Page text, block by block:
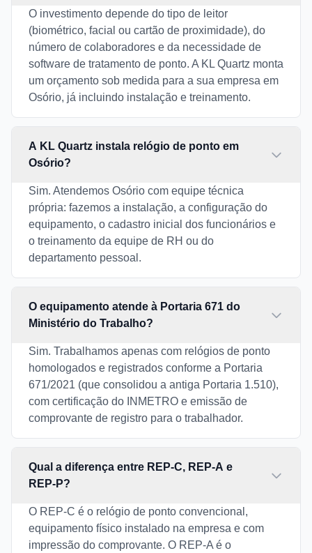
O investimento depende do tipo de leitor
(biométrico, facial ou cartão de proximidade), do
número de colaboradores e da necessidade de
software de tratamento de ponto. A KL Quartz monta
um orçamento sob medida para a sua empresa em
Osório, já incluindo instalação e treinamento.
A KL Quartz instala relógio de ponto em
Osório?
Sim. Atendemos Osório com equipe técnica
própria: fazemos a instalação, a configuração do
equipamento, o cadastro inicial dos funcionários e
o treinamento da equipe de RH ou do
departamento pessoal.
O equipamento atende à Portaria 671 do
Ministério do Trabalho?
Sim. Trabalhamos apenas com relógios de ponto
homologados e registrados conforme a Portaria
671/2021 (que consolidou a antiga Portaria 1.510),
com certificação do INMETRO e emissão de
comprovante de registro para o trabalhador.
Qual a diferença entre REP-C, REP-A e
REP-P?
O REP-C é o relógio de ponto convencional,
equipamento físico instalado na empresa e com
impressão do comprovante. O REP-A é o